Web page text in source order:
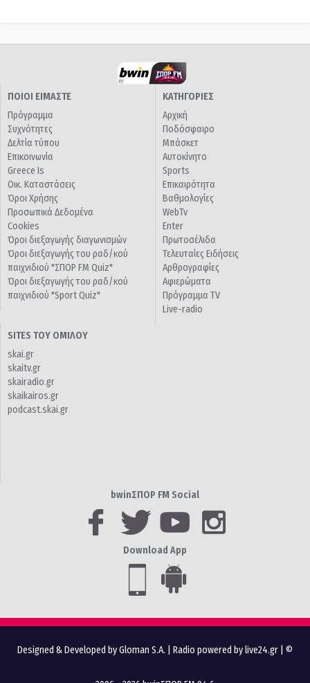
ΠΟΙΟΙ ΕΙΜΑΣΤΕ
Πρόγραμμα
Συχνότητες
Δελτία τύπου
Επικοινωνία
Greece Is
Οικ. Καταστάσεις
Όροι Χρήσης
Προσωπικά Δεδομένα
Cookies
Όροι διεξαγωγής διαγωνισμών
Όροι διεξαγωγής του ραδ/κού
παιχνιδιού "ΣΠΟΡ FM Quiz"
Όροι διεξαγωγής του ραδ/κού
παιχνιδιού "Sport Quiz"
ΚΑΤΗΓΟΡΙΕΣ
Αρχική
Ποδόσφαιρο
Μπάσκετ
Αυτοκίνητο
Sports
Επικαιρότητα
Βαθμολογίες
WebTv
Enter
Πρωτοσέλιδα
Τελευταίες Ειδήσεις
Αρθρογραφίες
Αφιερώματα
Πρόγραμμα TV
Live-radio
SITES ΤΟΥ ΟΜΙΛΟΥ
skai.gr
skaitv.gr
skairadio.gr
skaikairos.gr
podcast.skai.gr
bwinΣΠΟΡ FM Social
Download App
Designed & Developed by Gloman S.A. Radio powered by live24.gr | ©